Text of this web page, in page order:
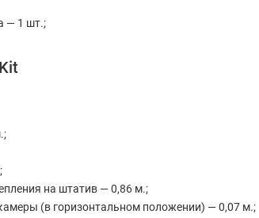
— 1 шт.;
на штатив — 0,86 м.;
(в горизонтальном положении) — 0,07 м.;